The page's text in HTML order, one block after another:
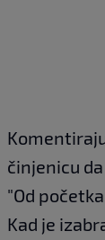
činjenicu
"Od
Kad je